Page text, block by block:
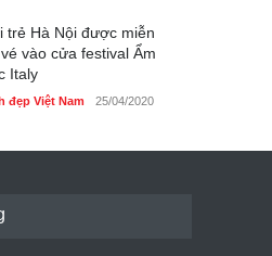
trẻ Hà Nội được miễn
vào cửa festival Ẩm
Italy
đẹp Việt Nam 25/04/2020
giác mạch khoe sắc